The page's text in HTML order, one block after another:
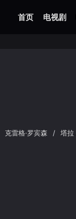
首页 电视剧
克雷格·罗宾森 / 塔拉吉·P·汉森